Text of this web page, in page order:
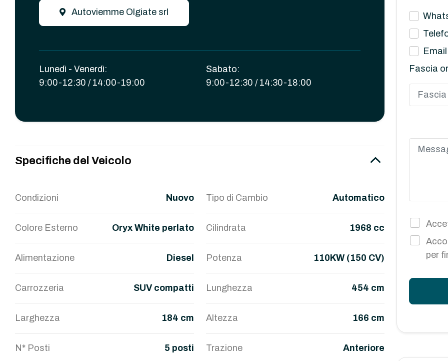
Autoviemme Olgiate srl
Lunedì - Venerdì:
9:00-12:30 / 14:00-19:00
Sabato:
9:00-12:30 / 14:30-18:00
Specifiche del Veicolo
Condizioni Nuovo Tipo di Cambio Automatico
Colore Esterno Oryx White perlato Cilindrata 1968 cc
Alimentazione Diesel Potenza 110KW (150 CV)
Carrozzeria SUV compatti Lunghezza 454 cm
Larghezza 184 cm Altezza 166 cm
N* Posti 5 posti Trazione Anteriore
Email
Fascia
per